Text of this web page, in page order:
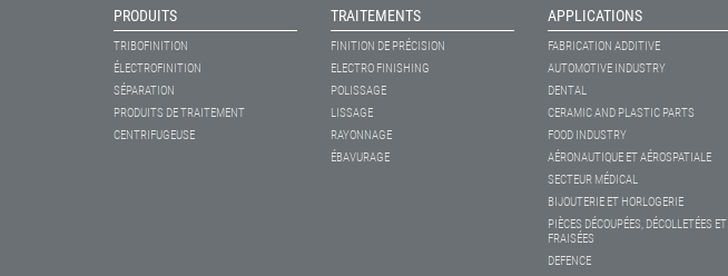
PRODUITS
TRIBOFINITION
ÉLECTROFINITION
SÉPARATION
PRODUITS DE TRAITEMENT
CENTRIFUGEUSE
TRAITEMENTS
FINITION DE PRÉCISION
ELECTRO FINISHING
POLISSAGE
LISSAGE
RAYONNAGE
ÉBAVURAGE
APPLICATIONS
FABRICATION ADDITIVE
AUTOMOTIVE INDUSTRY
DENTAL
CERAMIC AND PLASTIC PARTS
FOOD INDUSTRY
AÉRONAUTIQUE ET AÉROSPATIALE
SECTEUR MÉDICAL
BIJOUTERIE ET HORLOGERIE
PIÈCES DÉCOUPÉES, DÉCOLLETÉES ET
FRAISÉES
DEFENCE